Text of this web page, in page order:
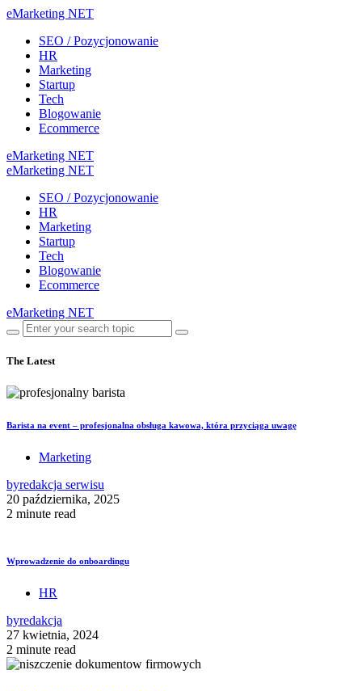
eMarketing NET
SEO / Pozycjonowanie
HR
Marketing
Startup
Tech
Blogowanie
Ecommerce
eMarketing NET
eMarketing NET
SEO / Pozycjonowanie
HR
Marketing
Startup
Tech
Blogowanie
Ecommerce
eMarketing NET
The Latest
Barista na event – profesjonalna obsługa kawowa, która przyciąga uwagę
Marketing
byredakcja serwisu
20 października, 2025
2 minute read
Wprowadzenie do onboardingu
HR
byredakcja
27 kwietnia, 2024
2 minute read